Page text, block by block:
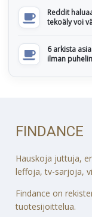
Reddit
tekoäly voi
6 arkista
ilman
FINDANCE
Hauskoja juttuja,
leffoja, tv-sarjoja,
Findance on
tuotesijoittelua.